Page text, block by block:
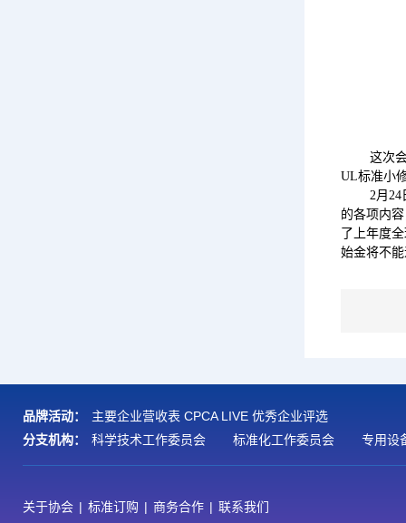
这次
UL标准小
2月24
的各项内
了上年度
始金将不
品牌活动： 主要企业营收表 CPCA LIVE 优秀企业评选
分支机构：
科学技术工作委员会 标准化工作委员会 专用设
关于协会 | 标准订购 | 商务合作 | 联系我们